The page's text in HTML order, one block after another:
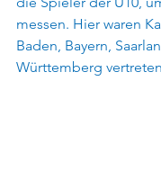
messen. Hier waren
Baden, Bayern,
Württemberg